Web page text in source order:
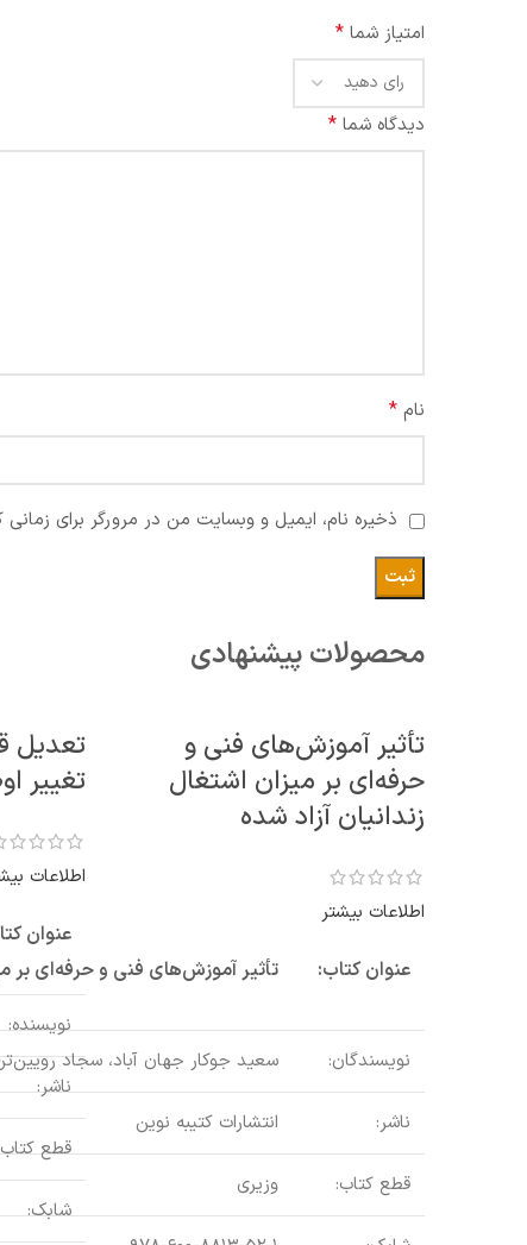
امتیاز شما *
دیدگاه شما *
نام *
ذخیره نام، ایمیل و وبسایت من در مرورگر برای
محصولات پیشنهادی
تأثیر آموزش‌های فنی و
حرفه‌ای بر میزان اشتغال
زندانیان آزاد شده
اطلاعات بیشتر
عنوان کتاب: تأثیر آموزش‌های فنی و حرفه‌ای بر
نویسندگان: سعید جوکار جهان آباد، سجاد
ناشر: انتشارات کتیبه نوین
قطع کتاب: وزیری
تعدیل
تغییر
اطلاعات
عنوان
نویسنده:
ناشر:
قطع
شابک: